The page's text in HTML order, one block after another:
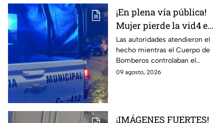
¡En plena vía pública!
Mujer pierde la vid4 e
incendian casa en la
colonia León I
Las autoridades atendieron el
hecho mientras el Cuerpo de
Bomberos controlaban el
siniestro.
09 agosto, 2026
¡IMÁGENES FUERTES!